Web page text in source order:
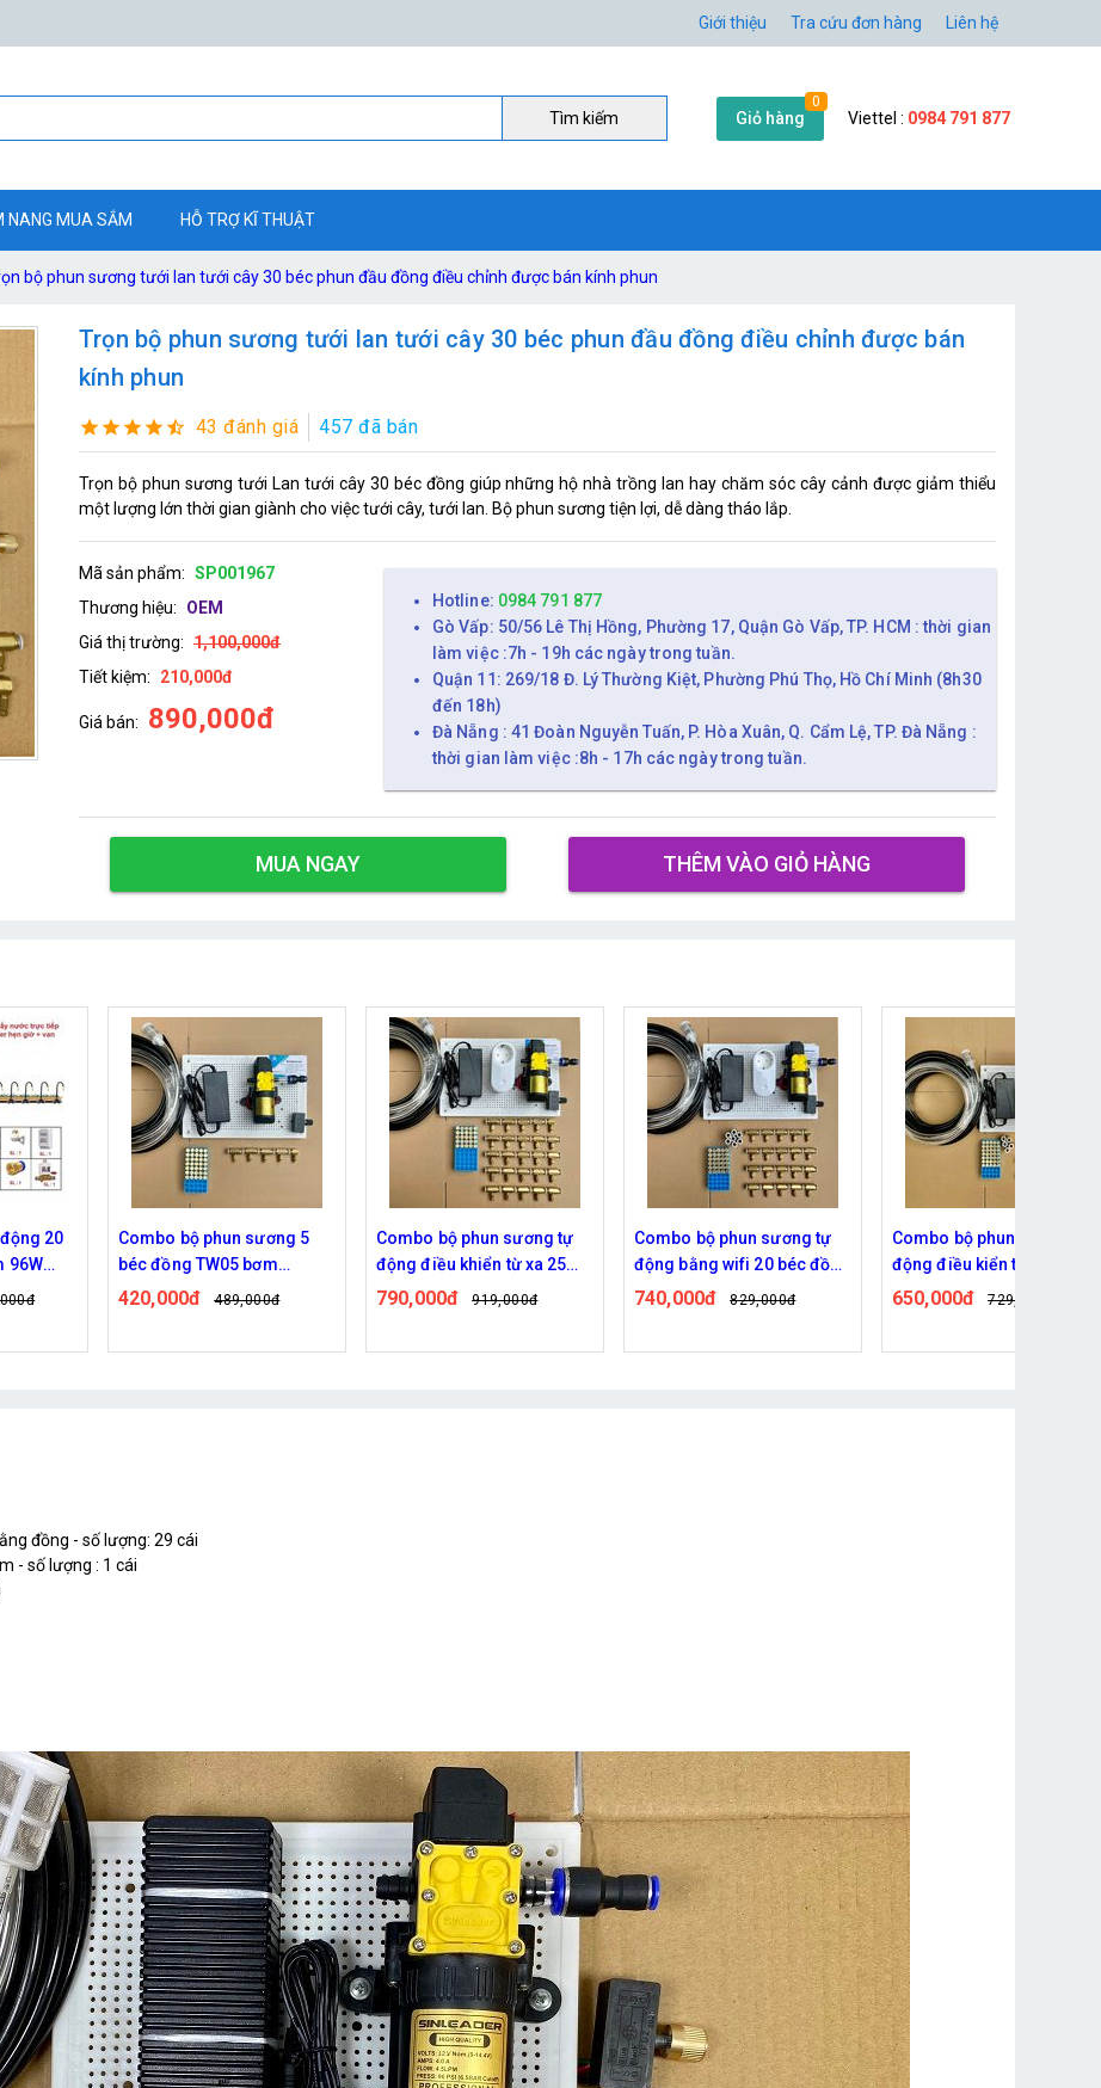
Giới thiệu Tra cứu đơn hàng Liên hệ
Tìm kiếm Giỏ hàng
0
Viettel : 0984 791 877
NANG MUA SẮM HỖ TRỢ KĨ THUẬT
bộ phun sương tưới lan tưới cây 30 béc phun đầu đồng điều chỉnh được bán kính phun
Trọn bộ phun sương tưới lan tưới cây 30 béc phun đầu đồng điều chỉnh được bán
kính phun
43 đánh giá 457 đã bán
Trọn bộ phun sương tưới Lan tưới cây 30 béc đồng giúp những hộ nhà trồng lan hay chăm sóc cây cảnh được giảm thiểu
một lượng lớn thời gian giành cho việc tưới cây, tưới lan. Bộ phun sương tiện lợi, dễ dàng tháo lắp.
Mã sản phẩm: SP001967
Thương hiệu:
OEM
Giá thị trường: 1,100,000đ
Tiết kiệm:
210,000đ
Giá bán: 890,000đ
Hotline: 0984 791 877
Gò Vấp: 50/56 Lê Thị Hồng, Phường 17, Quận Gò Vấp, TP. HCM : thời gian
làm việc :7h - 19h các ngày trong tuần.
Quận 11: 269/18 Đ. Lý Thường Kiệt, Phường Phú Thọ, Hồ Chí Minh (8h30
đến 18h)
Đà Nẵng : 41 Đoàn Nguyễn Tuấn, P. Hòa Xuân, Q. Cẩm Lệ, TP. Đà Nẵng :
thời gian làm việc :8h - 17h các ngày trong tuần.
MUA NGAY THÊM VÀO GIỎ HÀNG
5
Combo bộ phun sương tự
động điều khiển từ xa 25
béc đồng bơm OM1521 + ổ
790,000đ 919,000đ
Combo bộ phun sương tự
động bằng wifi 20 béc đồng
bơm OM1521 + ổ wifi
740,000đ 829,000đ
Combo bộ phun sương tự
động điều kiển từ xa bằng
wifi 15 béc đồng bơm
650,000đ 729,000đ
Combo bộ phun sương tự
động điều khiển bằng wifi
10 béc đồng bơm OM1521
580,000đ 739,000đ
đồng - số lượng: 29 cái
- số lượng : 1 cái